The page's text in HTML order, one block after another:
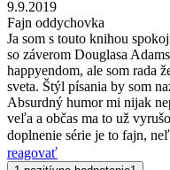
9.9.2019
Fajn oddychovka
Ja som s touto knihou
so záverom Douglasa
happyendom, ale som rada
sveta. Štýl písania by som
Absurdný humor mi nijak
veľa a občas ma to už
doplnenie série je to fajn,
reagovať